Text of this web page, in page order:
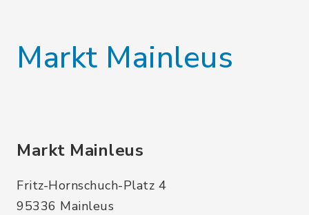
Markt Mainleus
Markt Mainleus
Fritz-Hornschuch-Platz 4
95336 Mainleus